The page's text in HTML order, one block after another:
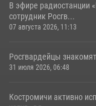
В эфире радиостанции
сотрудник Росгв...
07 августа 2026, 11:13
Росгвардейцы
31 июля 2026, 06:48
Костромичи активно